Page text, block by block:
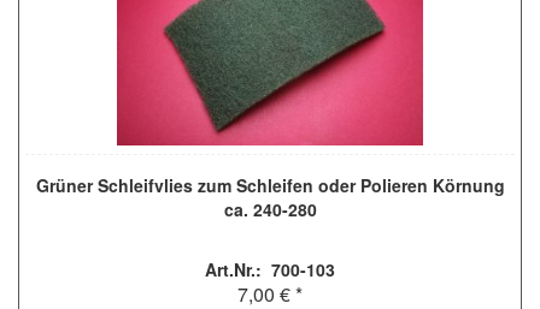
Grüner Schleifvlies zum Schleifen oder Polieren Körnung
ca. 240-280
Art.Nr.: 700-103
7,00 € *